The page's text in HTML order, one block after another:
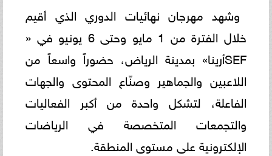
وشهد مهرجان نهائيات الدوري الذي أقيم
خلال الفترة من 1 مايو وحتى 6 يونيو في «
SEFأرينا» بمدينة الرياض، حضوراً واسعاً من
اللاعبين والجماهير وصنّاع المحتوى والجهات
الفاعلة، لتشكل واحدة من أكبر الفعاليات
والتجمعات المتخصصة في الرياضات
الإلكترونية على مستوى المنطقة.